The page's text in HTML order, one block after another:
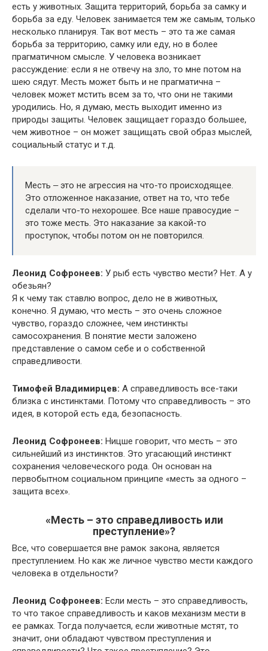
есть у животных. Защита территорий, борьба за самку и
борьба за еду. Человек занимается тем же самым, только
несколько планируя. Так вот месть – это та же самая
борьба за территорию, самку или еду, но в более
прагматичном смысле. У человека возникает
рассуждение: если я не отвечу на зло, то мне потом на
шею сядут. Месть может быть и не прагматична –
человек может мстить всем за то, что они не такими
уродились. Но, я думаю, месть выходит именно из
природы защиты. Человек защищает гораздо большее,
чем животное – он может защищать свой образ мыслей,
социальный статус и т.д.
Месть ‒ это не агрессия на что-то происходящее.
Это отложенное наказание, ответ на то, что тебе
сделали что-то нехорошее. Все наше правосудие –
это тоже месть. Это наказание за какой-то
проступок, чтобы потом он не повторился.
Леонид Софронеев: У рыб есть чувство мести? Нет. А у
обезьян?
Я к чему так ставлю вопрос, дело не в животных,
конечно. Я думаю, что месть – это очень сложное
чувство, гораздо сложнее, чем инстинкты
самосохранения. В понятие мести заложено
представление о самом себе и о собственной
справедливости.
Тимофей Владимирцев: А справедливость все-таки
близка с инстинктами. Потому что справедливость – это
идея, в которой есть еда, безопасность.
Леонид Софронеев: Ницше говорит, что месть – это
сильнейший из инстинктов. Это угасающий инстинкт
сохранения человеческого рода. Он основан на
первобытном социальном принципе «месть за одного –
защита всех».
«Месть – это справедливость или
преступление»?
Все, что совершается вне рамок закона, является
преступлением. Но как же личное чувство мести каждого
человека в отдельности?
Леонид Софронеев: Если месть – это справедливость,
то что такое справедливость и каков механизм мести в
ее рамках. Тогда получается, если животные мстят, то
значит, они обладают чувством преступления и